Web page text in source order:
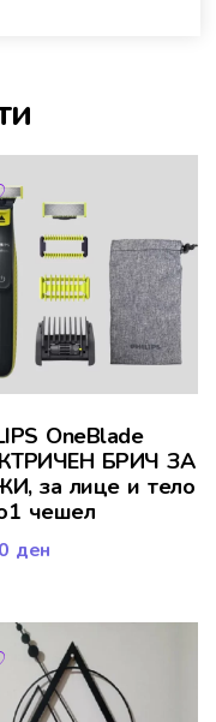
OneBlade
БРИЧ ЗА
за лице и тело
чешел
ден